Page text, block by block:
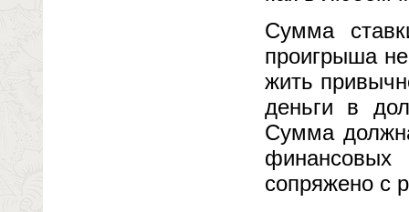
Сумма
проигрыша
жить
деньги в
Сумма
финансовых
сопряжено с